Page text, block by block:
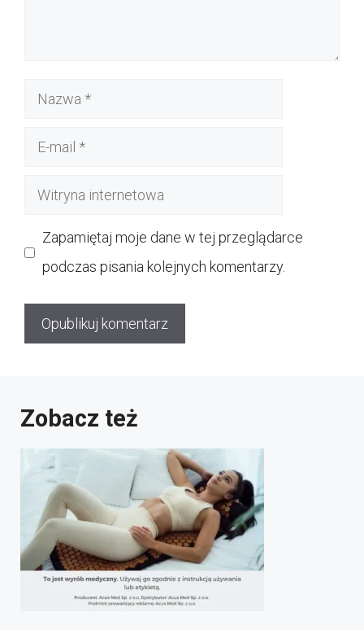
Nazwa
Witryna
Zapamiętaj moje dane w tej przeglądarce
podczas pisania kolejnych komentarzy.
Zobacz też